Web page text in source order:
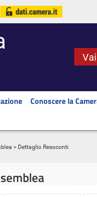
Conoscere la
> Dettaglio Resoconti